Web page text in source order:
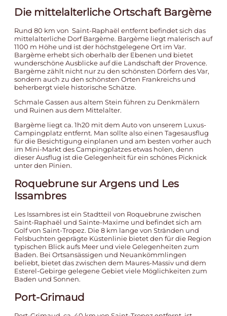
Die mittelalterliche Ortschaft Bargème
Rund 80 km von Saint-Raphaël entfernt befindet sich das
mittelalterliche Dorf Bargème. Bargème liegt malerisch auf
1100 m Höhe und ist der höchstgelegene Ort im Var.
Bargème erhebt sich oberhalb der Ebenen und bietet
wunderschöne Ausblicke auf die Landschaft der Provence.
Bargème zählt nicht nur zu den schönsten Dörfern des Var,
sondern auch zu den schönsten Orten Frankreichs und
beherbergt viele historische Schätze.
Schmale Gassen aus altem Stein führen zu Denkmälern
und Ruinen aus dem Mittelalter.
Bargème liegt ca. 1h20 mit dem Auto von unserem Luxus-
Campingplatz entfernt. Man sollte also einen Tagesausflug
für die Besichtigung einplanen und am besten vorher auch
im Mini-Markt des Campingplatzes etwas holen, denn
dieser Ausflug ist die Gelegenheit für ein schönes Picknick
unter den Pinien.
Roquebrune sur Argens und Les
Issambres
Les Issambres ist ein Stadtteil von Roquebrune zwischen
Saint-Raphaël und Sainte-Maxime und befindet sich am
Golf von Saint-Tropez. Die 8 km lange von Stränden und
Felsbuchten geprägte Küstenlinie bietet den für die Region
typischen Blick aufs Meer und viele Gelegenheiten zum
Baden. Bei Ortsansässigen und Neuankömmlingen
beliebt, bietet das zwischen dem Maures-Massiv und dem
Esterel-Gebirge gelegene Gebiet viele Möglichkeiten zum
Baden und Sonnen.
Port-Grimaud